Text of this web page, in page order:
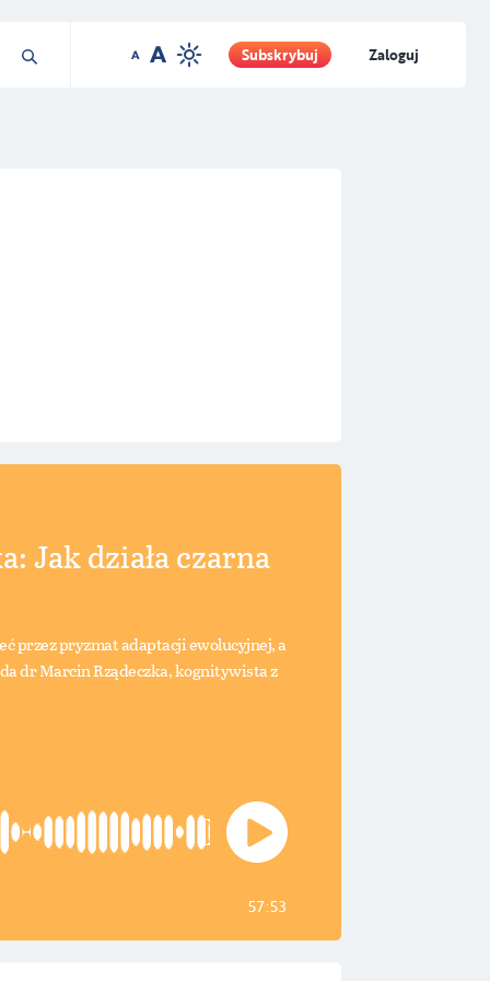
Subskrybuj Zaloguj
Jak działa czarna
przez pryzmat adaptacji ewolucyjnej, a
dr Marcin Rządeczka, kognitywista z
57:53